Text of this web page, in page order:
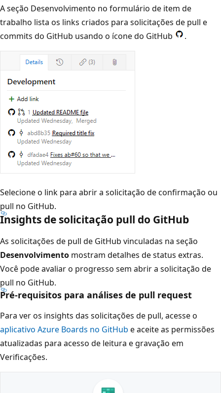
A seção Desenvolvimento no formulário de item de
trabalho lista os links criados para solicitações de pull e
commits do GitHub usando o ícone do GitHub
.
Selecione o link para abrir a solicitação de confirmação ou
pull no GitHub.
Insights de solicitação pull do GitHub
As solicitações de pull de GitHub vinculadas na seção
Desenvolvimento mostram detalhes de status extras.
Você pode avaliar o progresso sem abrir a solicitação de
pull no GitHub.
Pré-requisitos para análises de pull request
Para ver os insights das solicitações de pull, acesse o
aplicativo Azure Boards no GitHub e aceite as permissões
atualizadas para acesso de leitura e gravação em
Verificações.